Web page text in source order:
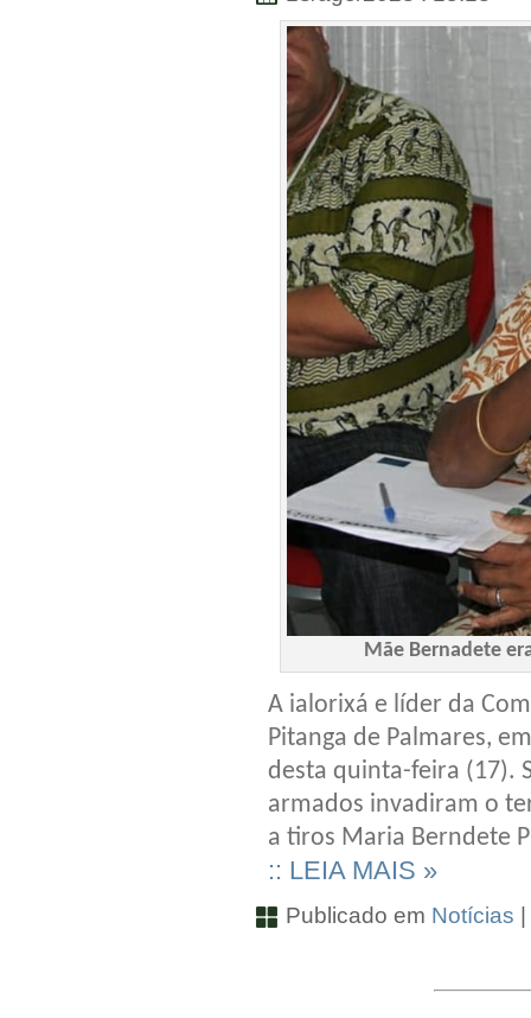
Mãe Bernadete
A ialorixá e líder da
Pitanga de Palmares,
desta quinta-feira (17).
armados invadiram o
a tiros Maria Berndete
:: LEIA MAIS »
Publicado em Notícias |